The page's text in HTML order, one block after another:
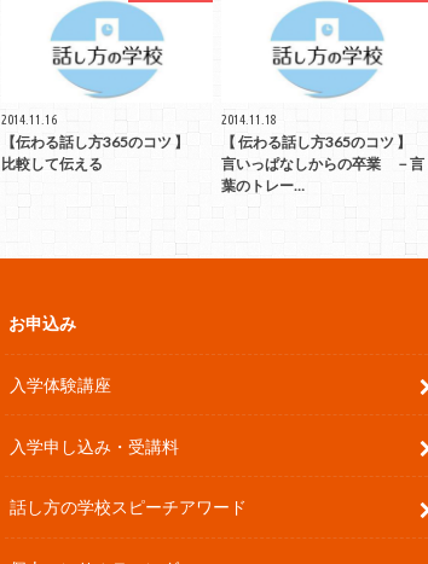
2014.11.16
【伝わる話し方365のコツ 】
比較して伝える
2014.11.18
【 伝わる話し方365のコツ 】
言いっぱなしからの卒業 －言
葉のトレー…
お申込み
入学体験講座
入学申し込み・受講料
話し方の学校スピーチアワード